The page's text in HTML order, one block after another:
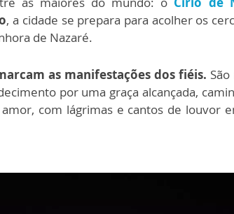
, a cidade se prepara para acolher os
de Nazaré.
as manifestações dos fiéis.
por uma graça alcançada,
com lágrimas e cantos de louvor